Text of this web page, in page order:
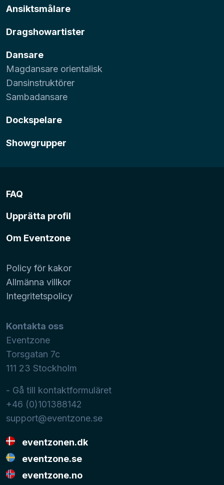
Ansiktsmålare
Dragshowartister
Dansare
Magdansare orientalisk
Dansinstruktörer
Sambadansare
Dockspelare
Showgrupper
FAQ
Upprätta profil
Om Eventzone
Policy för kakor
Allmänna villkor
Integritetspolicy
Kontakta oss
Eventzone
Torsgatan 7c
111 23 Stockholm
- Gå till kontaktformuläret
+46 (0)101388142
support@eventzone.se
eventzonen.dk
eventzone.se
eventzone.no